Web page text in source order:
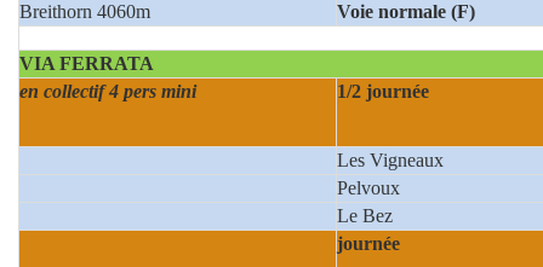
Breithorn 4060m
Voie normale (F)
VIA FERRATA
en collectif 4 pers mini
1/2 journée
Les Vigneaux
Pelvoux
Le
journée